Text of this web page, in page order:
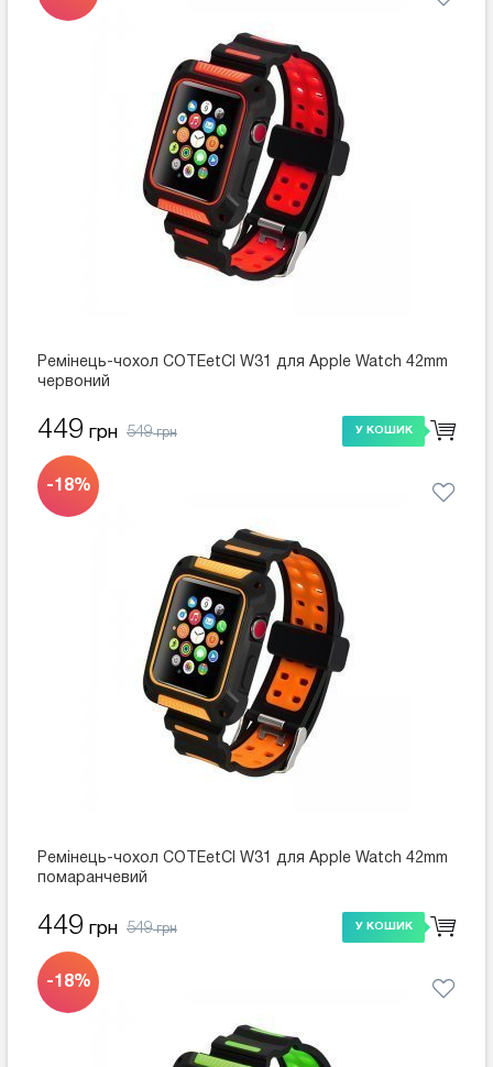
Ремінець-чохол COTEetCI W31 для Apple Watch 42mm
червоний
449 грн 549грн У КОШИК
-18%
Ремінець-чохол COTEetCI W31 для Apple Watch 42mm
помаранчевий
449 грн 549грн У КОШИК
-18%